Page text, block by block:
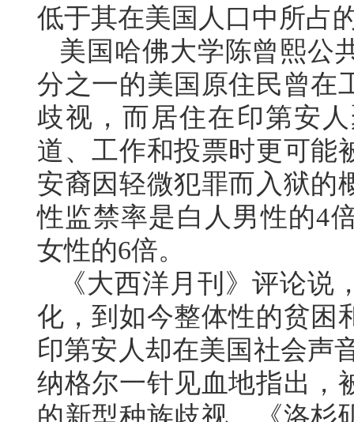
低于其在美国人口中所占
美国哈佛大学陈曾熙公
分之一的美国原住民曾在
歧视，而居住在印第安
道、工作和投票时更可能
安裔因轻微犯罪而入狱的
性监禁率是白人男性的4
女性的6倍。
《大西洋月刊》评论
化，到如今整体性的贫困
印第安人却在美国社会声
纳格尔一针见血地指出，
的新型种族歧视。《洛杉